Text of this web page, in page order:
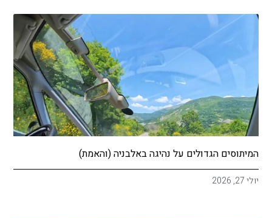
המיתוסים הגדולים על נהיגה באלבניה (והאמת)
יולי 27, 2026